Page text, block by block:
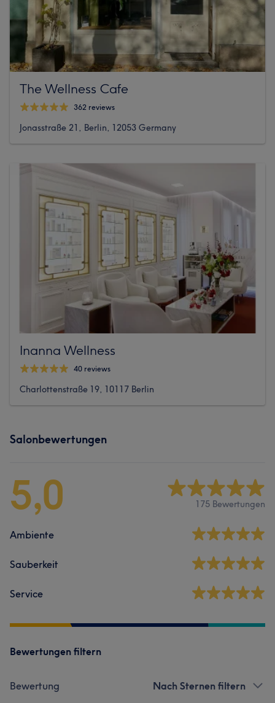
The Wellness Cafe
362 reviews
Jonasstraße 21, Berlin, 12053 Germany
Inanna Wellness
40 reviews
Charlottenstraße 19, 10117 Berlin
Salonbewertungen
5,0 175 Bewertungen
Ambiente
Sauberkeit
Service
Bewertungen filtern
Bewertung Nach Sternen filtern